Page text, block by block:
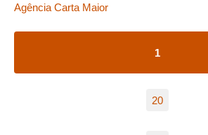
Agência Carta Maior
1
20